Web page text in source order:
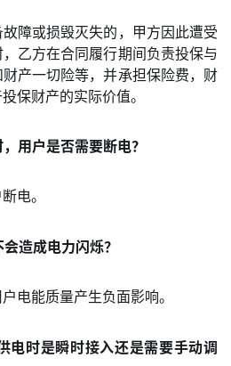
障或损毁灭失的，甲方因此遭受
乙方在合同履行期间负责投保与
产一切险等，并承担保险费，财
保财产的实际价值。
用户是否需要断电？
电。
造成电力闪烁？
电能质量产生负面影响。
电时是瞬时接入还是需要手动调